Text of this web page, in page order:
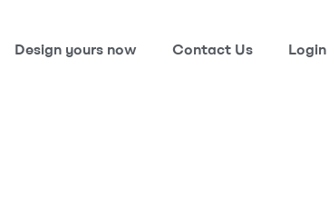
Design yours now Contact Us Login